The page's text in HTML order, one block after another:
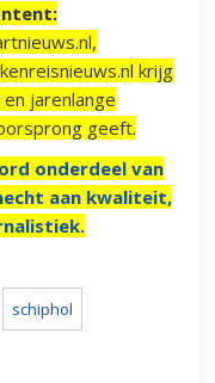
krijg
jarenlange
geeft.
onderdeel van
aan kwaliteit,
schiphol